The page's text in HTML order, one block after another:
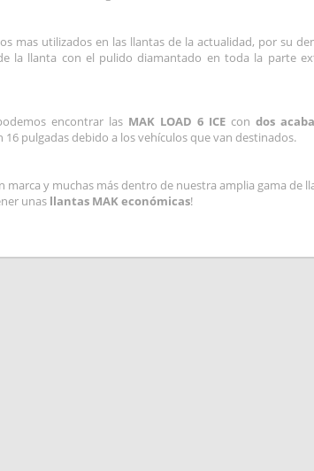
mas utilizados en las llantas de la actualidad, por su
la llanta con el pulido diamantado en toda la parte
encontrar las MAK LOAD 6 ICE con dos
pulgadas debido a los vehículos que van destinados.
marca y muchas más dentro de nuestra amplia gama de
unas llantas MAK económicas!